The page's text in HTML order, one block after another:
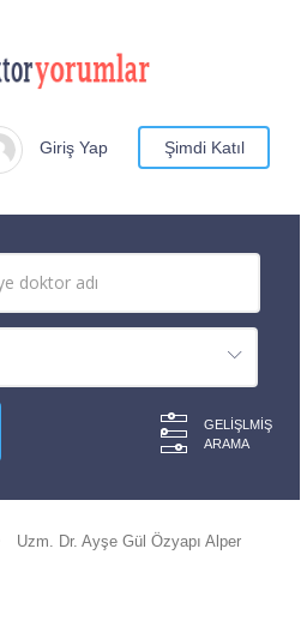
Giriş Yap Şimdi Katıl
GELIŞLMIŞ
ARAMA
Uzm. Dr. Ayşe Gül Özyapı Alper